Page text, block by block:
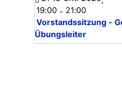
19:00 - 21:00
Vorstandssitzung -
Übungsleiter